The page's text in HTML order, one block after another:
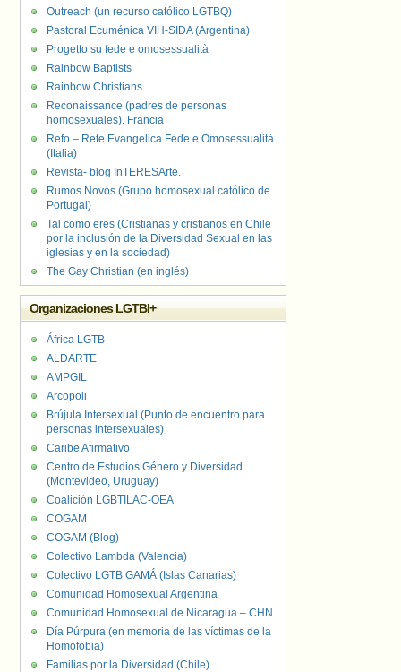
Outreach (un recurso católico LGTBQ)
Pastoral Ecuménica VIH-SIDA (Argentina)
Progetto su fede e omosessualità
Rainbow Baptists
Rainbow Christians
Reconaissance (padres de personas
homosexuales). Francia
Refo – Rete Evangelica Fede e Omosessualità
(Italia)
Revista- blog InTERESArte.
Rumos Novos (Grupo homosexual católico de
Portugal)
Tal como eres (Cristianas y cristianos en Chile
por la inclusión de la Diversidad Sexual en las
iglesias y en la sociedad)
The Gay Christian (en inglés)
Organizaciones LGTBI+
África LGTB
ALDARTE
AMPGIL
Arcopoli
Brújula Intersexual (Punto de encuentro para
personas intersexuales)
Caribe Afirmativo
Centro de Estudios Género y Diversidad
(Montevideo, Uruguay)
Coalición LGBTILAC-OEA
COGAM
COGAM (Blog)
Colectivo Lambda (Valencia)
Colectivo LGTB GAMÁ (Islas Canarias)
Comunidad Homosexual Argentina
Comunidad Homosexual de Nicaragua – CHN
Día Púrpura (en memoria de las víctimas de la
Homofobia)
Familias por la Diversidad (Chile)